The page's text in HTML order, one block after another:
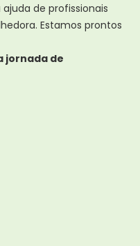
de profissionais
Estamos prontos
jornada de